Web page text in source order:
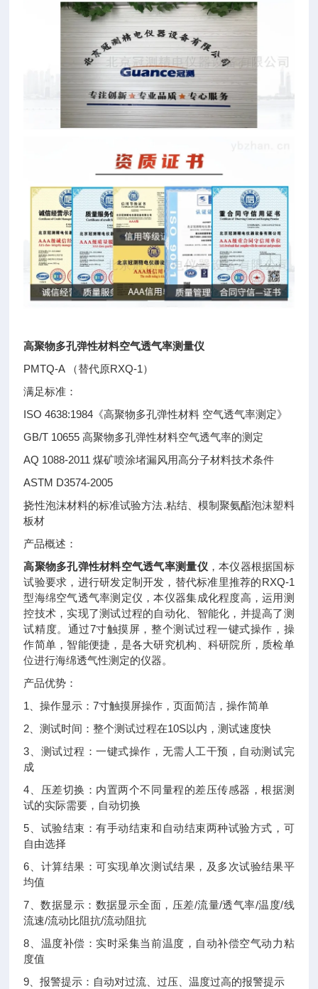
高聚物多孔弹性材料空气透气率测量仪
PMTQ-A （替代原RXQ-1）
满足标准：
ISO 4638:1984《高聚物多孔弹性材料 空气透气率测定》
GB/T 10655 高聚物多孔弹性材料空气透气率的测定
AQ 1088-2011 煤矿喷涂堵漏风用高分子材料技术条件
ASTM D3574-2005
挠性泡沫材料的标准试验方法.粘结、模制聚氨酯泡沫塑料
板材
产品概述：
高聚物多孔弹性材料空气透气率测量仪，本仪器根据国标
试验要求，进行研发定制开发，替代标准里推荐的RXQ-1
型海绵空气透气率测定仪，本仪器集成化程度高，运用测
控技术，实现了测试过程的自动化、智能化，并提高了测
试精度。通过7寸触摸屏，整个测试过程一键式操作，操
作简单，智能便捷，是各大研究机构、科研院所，质检单
位进行海绵透气性测定的仪器。
产品优势：
1、操作显示：7寸触摸屏操作，页面简洁，操作简单
2、测试时间：整个测试过程在10S以内，测试速度快
3、测试过程：一键式操作，无需人工干预，自动测试完
成
4、压差切换：内置两个不同量程的差压传感器，根据测
试的实际需要，自动切换
5、试验结束：有手动结束和自动结束两种试验方式，可
自由选择
6、计算结果：可实现单次测试结果，及多次试验结果平
均值
7、数据显示：数据显示全面，压差/流量/透气率/温度/线
流速/流动比阻抗/流动阻抗
8、温度补偿：实时采集当前温度，自动补偿空气动力粘
度值
9、报警提示：自动对过流、过压、温度过高的报警提示